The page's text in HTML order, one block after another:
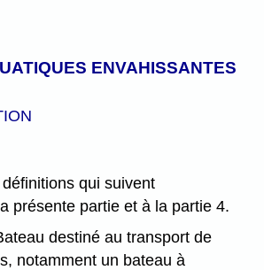
ENVAHISSANTES
qui suivent
présente partie et à la partie 4.
destiné au transport de
notamment un bateau à